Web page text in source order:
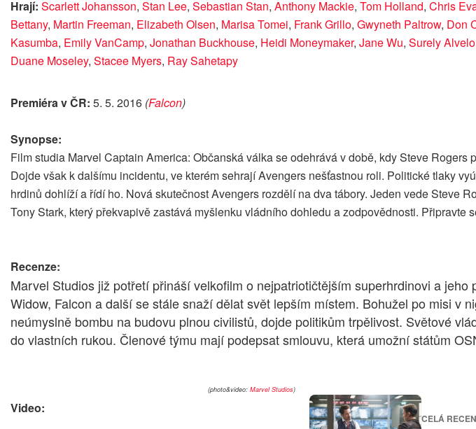
Hrají: Scarlett Johansson, Stan Lee, Sebastian Stan, Anthony Mackie, Tom Holland, Chris
Bettany, Martin Freeman, Elizabeth Olsen, Marisa Tomei, Frank Grillo, Gwyneth Paltrow, Don
Kasumba, Emily VanCamp, Jonathan Buckhouse, Heidi Moneymaker, Jane Wu, Surely Alvelo
Duane Moseley, Stacee Myers, Ray Sahetapy
Premiéra v ČR: 5. 5. 2016 (Falcon)
Synopse:
Film studia Marvel Captain America: Občanská válka se odehrává v době, kdy Steve
Dojde však k dalšímu incidentu, ve kterém sehrají Avengers nešťastnou roli. Politické tlaky
hrdinů dohlíží a řídí ho. Nová skutečnost Avengers rozdělí na dva tábory. Jeden vede Steve
Tony Stark, který překvapivě zastává myšlenku vládního dohledu a zodpovědnosti. Připravte
Recenze:
Marvel Studios již potřetí přináší velkofilm o nejpatriotičtějším superhrdinovi a
Widow, Falcon a další se stále snaží dělat svět lepším místem. Bohužel po misi v
neúmyslně bombu na budovu plnou civilistů, dojde politikům trpělivost. Světové
do vlastních rukou. Členové týmu mají podepsat smlouvu, která umožní státům
CELÁ
(photo&video: Marvel Studios)
Video: